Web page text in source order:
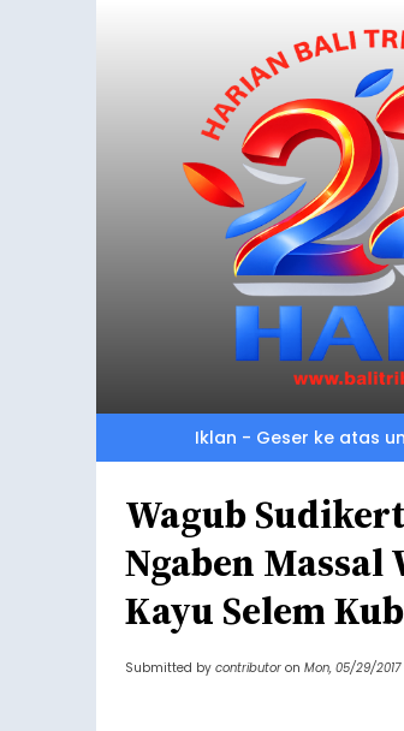
Iklan - Geser ke atas
Wagub
Ngaben Massal
Kayu Selem
Submitted by contributor on Mon, 05/29/